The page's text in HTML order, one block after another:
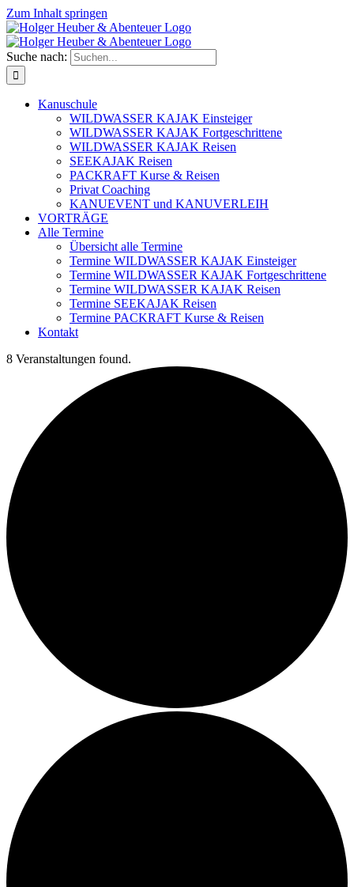
Zum Inhalt springen
Suche nach:
Kanuschule
WILDWASSER KAJAK Einsteiger
WILDWASSER KAJAK Fortgeschrittene
WILDWASSER KAJAK Reisen
SEEKAJAK Reisen
PACKRAFT Kurse & Reisen
Privat Coaching
KANUEVENT und KANUVERLEIH
VORTRÄGE
Alle Termine
Übersicht alle Termine
Termine WILDWASSER KAJAK Einsteiger
Termine WILDWASSER KAJAK Fortgeschrittene
Termine WILDWASSER KAJAK Reisen
Termine SEEKAJAK Reisen
Termine PACKRAFT Kurse & Reisen
Kontakt
8 Veranstaltungen found.